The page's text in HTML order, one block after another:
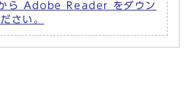
ら Adobe Reader をダウン
さい。